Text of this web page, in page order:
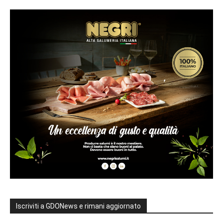
Iscriviti a GDONews e rimani aggiornato